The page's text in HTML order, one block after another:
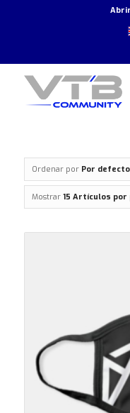
Ordenar por Por defecto
Mostrar 15 Artículos por